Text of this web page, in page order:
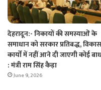
देहरादून:- निकायों की समस्याओं के
समाधान को सरकार प्रतिबद्ध, विकास
कार्यों में नहीं आने दी जाएगी कोई
: मंत्री राम सिंह कैड़ा
June 9, 2026